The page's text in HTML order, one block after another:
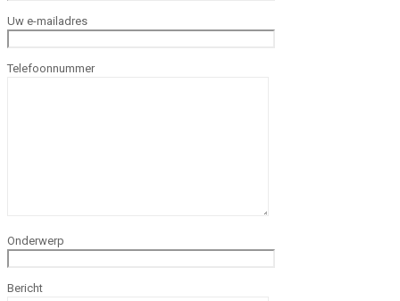
Uw e-mailadres
Telefoonnummer
Onderwerp
Bericht